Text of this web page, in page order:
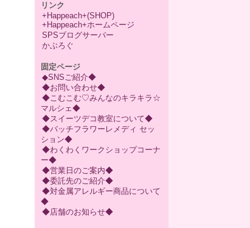
リンク
+Happeach+(SHOP)
+Happeach+ホームページ
SPSブログサーバー
かぶろぐ
固定ページ
◆SNSご紹介◆
◆お問い合わせ◆
◆こむこむ♡みんなのキラキラ☆
マルシェ◆
◆スイーツデコ教室について◆
◆バッチフラワーレメディ セッ
ション◆
◆わくわくワークショップコーナ
ー◆
◆営業日のご案内◆
◆委託先のご紹介◆
◆対金属アレルギー商品について
◆
◆店舗のお知らせ◆